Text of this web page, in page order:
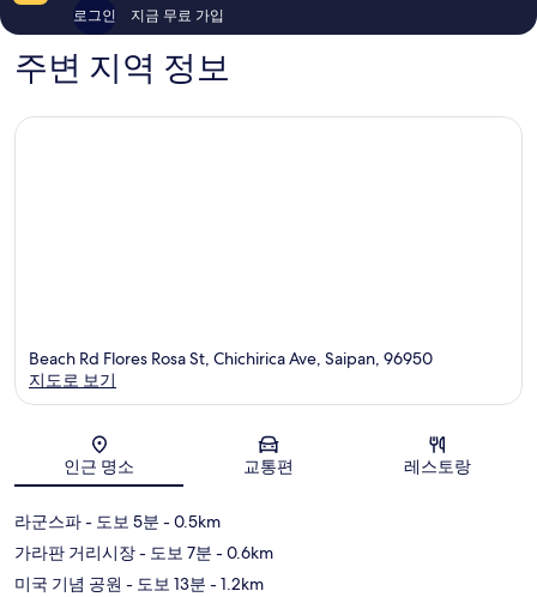
후
개
로그인 지금 무료 가입
주변 지역 정보
지도
Beach Rd Flores Rosa St, Chichirica Ave, Saipan, 96950
지도로 보기
인근 명소 교통편 레스토랑
라군스파- 도보 5분 - 0.5km
가라판 거리시장- 도보 7분 - 0.6km
미국 기념 공원 - 도보 13분 - 1.2km